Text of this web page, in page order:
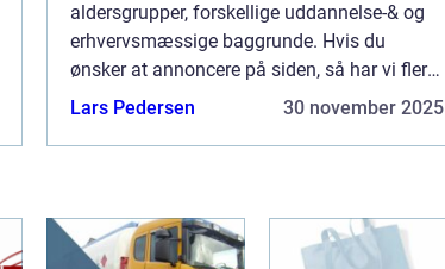
aldersgrupper, forskellige uddannelse-& og
erhvervsmæssige baggrunde. Hvis du
ønsker at annoncere på siden, så har vi flere
muligheder. Bannerannoncering er blot én af
Lars Pedersen 30 november 2025